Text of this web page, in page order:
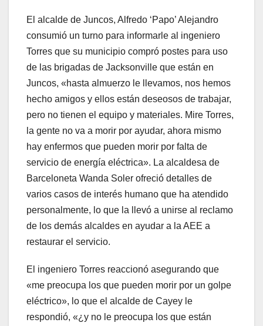
El alcalde de Juncos, Alfredo ‘Papo’ Alejandro
consumió un turno para informarle al ingeniero
Torres que su municipio compró postes para uso
de las brigadas de Jacksonville que están en
Juncos, «hasta almuerzo le llevamos, nos hemos
hecho amigos y ellos están deseosos de trabajar,
pero no tienen el equipo y materiales. Mire Torres,
la gente no va a morir por ayudar, ahora mismo
hay enfermos que pueden morir por falta de
servicio de energía eléctrica». La alcaldesa de
Barceloneta Wanda Soler ofreció detalles de
varios casos de interés humano que ha atendido
personalmente, lo que la llevó a unirse al reclamo
de los demás alcaldes en ayudar a la AEE a
restaurar el servicio.
El ingeniero Torres reaccionó asegurando que
«me preocupa los que pueden morir por un golpe
eléctrico», lo que el alcalde de Cayey le
respondió, «¿y no le preocupa los que están